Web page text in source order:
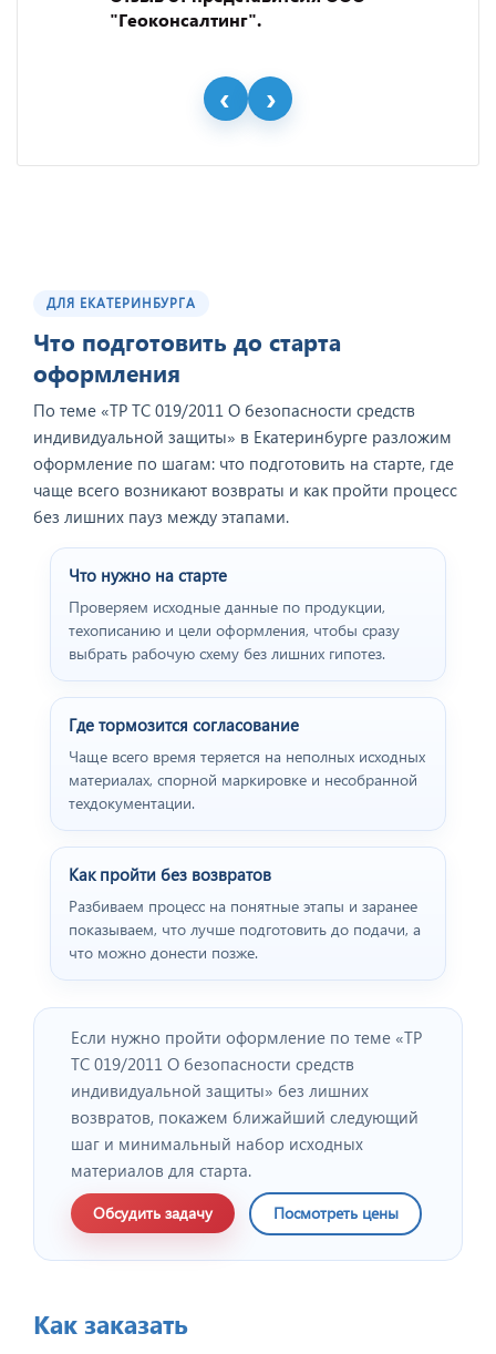
"Геоконсалтинг".
ДЛЯ ЕКАТЕРИНБУРГА
Что подготовить до старта
оформления
По теме «ТР ТС 019/2011 О безопасности средств
индивидуальной защиты» в Екатеринбурге разложим
оформление по шагам: что подготовить на старте, где
чаще всего возникают возвраты и как пройти процесс
без лишних пауз между этапами.
Что нужно на старте
Проверяем исходные данные по продукции,
техописанию и цели оформления, чтобы сразу
выбрать рабочую схему без лишних гипотез.
Где тормозится согласование
Чаще всего время теряется на неполных исходных
материалах, спорной маркировке и несобранной
техдокументации.
Как пройти без возвратов
Разбиваем процесс на понятные этапы и заранее
показываем, что лучше подготовить до подачи, а
что можно донести позже.
Если нужно пройти оформление по теме «ТР
ТС 019/2011 О безопасности средств
индивидуальной защиты» без лишних
возвратов, покажем ближайший следующий
шаг и минимальный набор исходных
материалов для старта.
Обсудить задачу Посмотреть цены
Как заказать